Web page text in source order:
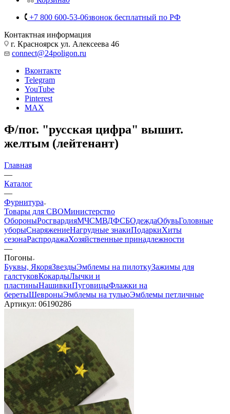
+7 800 600-53-06звонок бесплатный по РФ
Контактная информация
г. Красноярск ул. Алексеева 46
connect@24poligon.ru
Вконтакте
Telegram
YouTube
Pinterest
MAX
Ф/пог. "русская цифра" вышит.
желтым (лейтенант)
Главная
—
Каталог
—
Фурнитура
Товары для СВОМинистерство
ОбороныРосгвардияМЧСМВДФСБОдеждаОбувьГоловные
уборыСнаряжениеНагрудные знакиПодаркиХиты
сезонаРаспродажаХозяйственные принадлежности
—
Погоны
Буквы, ЯкоряЗвездыЭмблемы на пилоткуЗажимы для
галстуковКокардыЛычки и
пластиныНашивкиПуговицыФлажки на
беретыШевроныЭмблемы на тульюЭмблемы петличные
Артикул: 06190286